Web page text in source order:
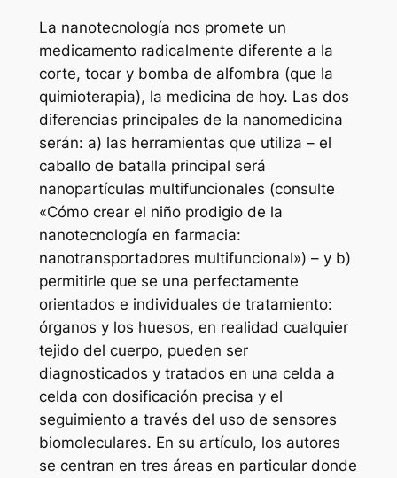
La nanotecnología nos promete un
medicamento radicalmente diferente a la
corte, tocar y bomba de alfombra (que la
quimioterapia), la medicina de hoy. Las dos
diferencias principales de la nanomedicina
serán: a) las herramientas que utiliza – el
caballo de batalla principal será
nanopartículas multifuncionales (consulte
«Cómo crear el niño prodigio de la
nanotecnología en farmacia:
nanotransportadores multifuncional») – y b)
permitirle que se una perfectamente
orientados e individuales de tratamiento:
órganos y los huesos, en realidad cualquier
tejido del cuerpo, pueden ser
diagnosticados y tratados en una celda a
celda con dosificación precisa y el
seguimiento a través del uso de sensores
biomoleculares. En su artículo, los autores
se centran en tres áreas en particular donde